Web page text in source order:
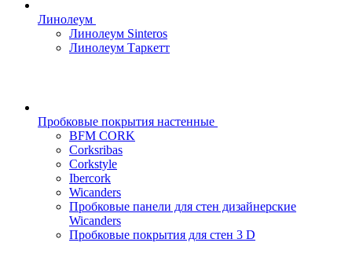
Линолеум
Линолеум Sinteros
Линолеум Таркетт
Пробковые покрытия настенные
BFM CORK
Corksribas
Corkstyle
Ibercork
Wicanders
Пробковые панели для стен дизайнерские
Wicanders
Пробковые покрытия для стен 3 D